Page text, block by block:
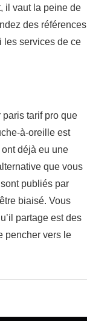
il vaut la peine de
des références
les services de ce
tarif pro que
à-oreille est
ont déjà eu une
que vous
publiés par
biaisé. Vous
partage est des
pencher vers le